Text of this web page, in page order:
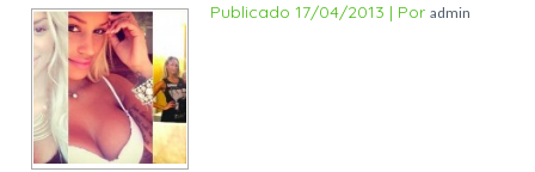
Publicado 17/04/2013 | Por admin